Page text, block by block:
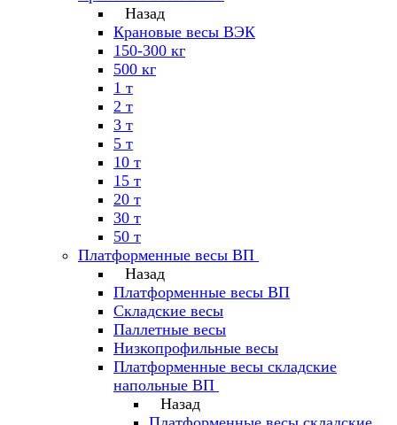
Назад
Крановые весы ВЭК
150-300 кг
500 кг
1 т
2 т
3 т
5 т
10 т
15 т
20 т
30 т
50 т
Платформенные весы ВП
Назад
Платформенные весы ВП
Складские весы
Паллетные весы
Низкопрофильные весы
Платформенные весы складские
напольные ВП
Назад